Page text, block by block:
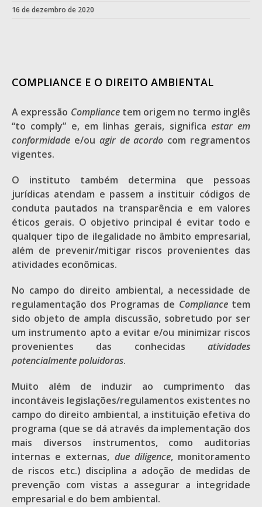
16 de dezembro de 2020
COMPLIANCE E O DIREITO AMBIENTAL
A expressão Compliance tem origem no termo inglês
“to comply” e, em linhas gerais, significa estar em
conformidade e/ou agir de acordo com regramentos
vigentes.
O instituto também determina que pessoas
jurídicas atendam e passem a instituir códigos de
conduta pautados na transparência e em valores
éticos gerais. O objetivo principal é evitar todo e
qualquer tipo de ilegalidade no âmbito empresarial,
além de prevenir/mitigar riscos provenientes das
atividades econômicas.
No campo do direito ambiental, a necessidade de
regulamentação dos Programas de Compliancetem
sido objeto de ampla discussão, sobretudo por ser
um instrumento apto a evitar e/ou minimizar riscos
provenientes das conhecidas atividades
potencialmente poluidoras.
Muito além de induzir ao cumprimento das
incontáveis legislações/regulamentos existentes no
campo do direito ambiental, a instituição efetiva do
programa (que se dá através da implementação dos
mais diversos instrumentos, como auditorias
internas e externas, due diligence, monitoramento
de riscos etc.) disciplina a adoção de medidas de
prevenção com vistas a assegurar a integridade
empresarial e do bem ambiental.